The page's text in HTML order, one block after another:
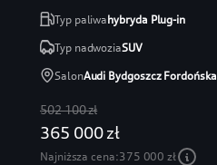
Typ paliwahybryda Plug-in
Typ nadwoziaSUV
SalonAudi Bydgoszcz Fordońska
502 100 zł
365 000 zł
Najniższa cena:375 000 zł